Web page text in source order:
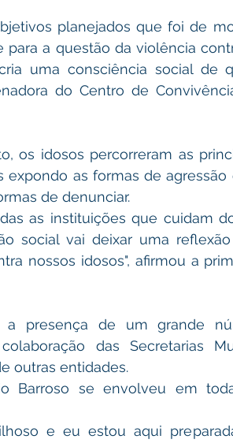
planejados que foi de
para a questão da violência
uma consciência social de
do Centro de
os idosos percorreram as
expondo as formas de
de denunciar.
as instituições que cuidam
social vai deixar uma
nossos idosos", afirmou a
a presença de um grande
das Secretarias
outras entidades.
Barroso se envolveu em
e eu estou aqui